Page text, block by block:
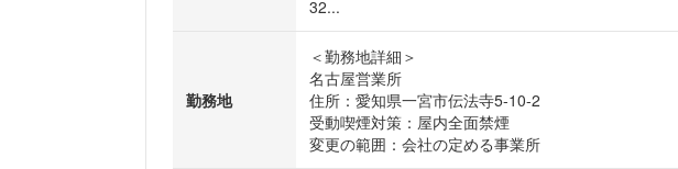
32...
勤務地
＜勤務地詳細＞
名古屋営業所
住所：愛知県一宮市伝法寺5-10-2
受動喫煙対策：屋内全面禁煙
変更の範囲：会社の定める事業所